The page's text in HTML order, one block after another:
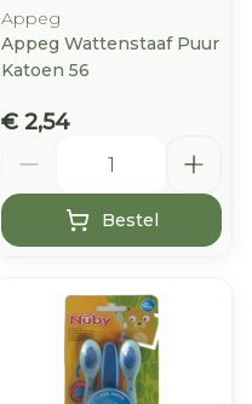
Appeg
Appeg Wattenstaaf Puur
Katoen 56
€ 2,54
Bestel